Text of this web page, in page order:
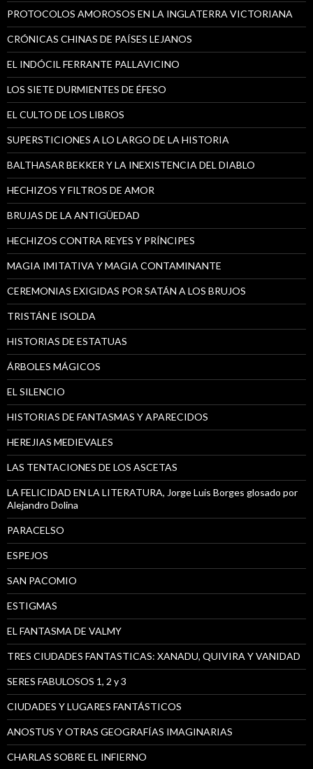
PROTOCOLOS AMOROSOS EN LA INGLATERRA VICTORIANA
CRÓNICAS CHINAS DE PAÍSES LEJANOS
EL INDÓCIL FERRANTE PALLAVICINO
LOS SIETE DURMIENTES DE ÉFESO
EL CULTO DE LOS LIBROS
SUPERSTICIONES A LO LARGO DE LA HISTORIA
BALTHASAR BEKKER Y LA INEXISTENCIA DEL DIABLO
HECHIZOS Y FILTROS DE AMOR
BRUJAS DE LA ANTIGÜEDAD
HECHIZOS CONTRA REYES Y PRÍNCIPES
MAGIA IMITATIVA Y MAGIA CONTAMINANTE
CEREMONIAS EXIGIDAS POR SATÁN A LOS BRUJOS
TRISTÁN E ISOLDA
HISTORIAS DE ESTATUAS
ÁRBOLES MÁGICOS
EL SILENCIO
HISTORIAS DE FANTASMAS Y APARECIDOS
HEREJIAS MEDIEVALES
LAS TENTACIONES DE LOS ASCETAS
LA FELICIDAD EN LA LITERATURA, Jorge Luis Borges glosado por
Alejandro Dolina
PARACELSO
ESPEJOS
SAN PACOMIO
ESTIGMAS
EL FANTASMA DE VALMY
TRES CIUDADES FANTASTICAS: XANADU, QUIVIRA Y VANIDAD
SERES FABULOSOS 1, 2 y 3
CIUDADES Y LUGARES FANTÁSTICOS
ANOSTUS Y OTRAS GEOGRAFÍAS IMAGINARIAS
CHARLAS SOBRE EL INFIERNO